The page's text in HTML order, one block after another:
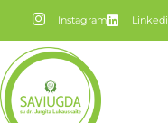
Instagram